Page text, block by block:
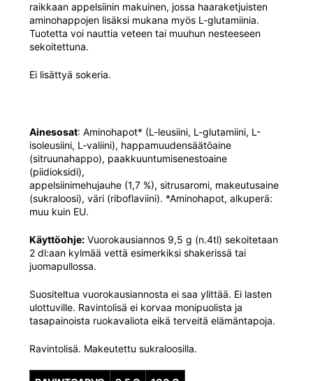
raikkaan appelsiinin makuinen, jossa haaraketjuisten
aminohappojen lisäksi mukana myös L-glutamiinia.
Tuotetta voi nauttia veteen tai muuhun nesteeseen
sekoitettuna.
Ei lisättyä sokeria.
Ainesosat: Aminohapot* (L-leusiini, L-glutamiini, L-
isoleusiini, L-valiini), happamuudensäätöaine
(sitruunahappo), paakkuuntumisenestoaine
(piidioksidi),
appelsiinimehujauhe (1,7 %), sitrusaromi, makeutusaine
(sukraloosi), väri (riboflaviini). *Aminohapot, alkuperä:
muu kuin EU.
Käyttöohje: Vuorokausiannos 9,5 g (n.4tl) sekoitetaan
2 dl:aan kylmää vettä esimerkiksi shakerissä tai
juomapullossa.
Suositeltua vuorokausiannosta ei saa ylittää. Ei lasten
ulottuville. Ravintolisä ei korvaa monipuolista ja
tasapainoista ruokavaliota eikä terveitä elämäntapoja.
Ravintolisä. Makeutettu sukraloosilla.